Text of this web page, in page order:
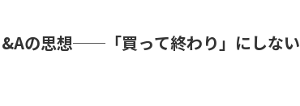
の思想──「買って終わり」にしない